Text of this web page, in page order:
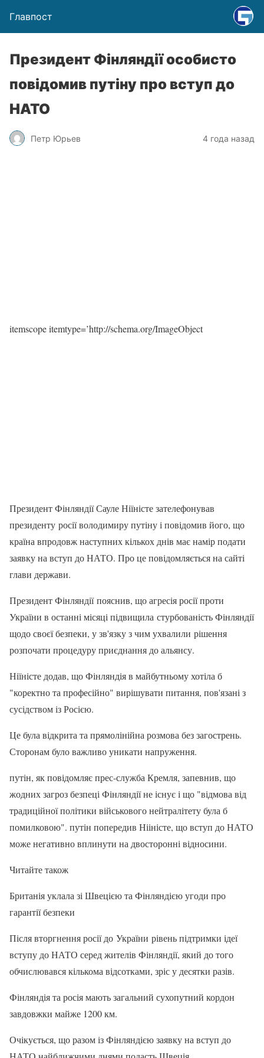
Главпост
Президент Фінляндії особисто
повідомив путіну про вступ до
НАТО
Петр Юрьев 4 года назад
itemscope itemtype=’http://schema.org/ImageObject
Президент Фінляндії Сауле Ніїністе зателефонував
президенту росії володимиру путіну і повідомив його, що
країна впродовж наступних кількох днів має намір подати
заявку на вступ до НАТО. Про це повідомляється на сайті
глави держави.
Президент Фінляндії пояснив, що агресія росії проти
України в останні місяці підвищила стурбованість Фінляндії
щодо своєї безпеки, у зв'язку з чим ухвалили рішення
розпочати процедуру приєднання до альянсу.
Ніїністе додав, що Фінляндія в майбутньому хотіла б
"коректно та професійно" вирішувати питання, пов'язані з
сусідством із Росією.
Це була відкрита та прямолінійна розмова без загострень.
Сторонам було важливо уникати напруження.
путін, як повідомляє прес-служба Кремля, запевнив, що
жодних загроз безпеці Фінляндії не існує і що "відмова від
традиційної політики військового нейтралітету була б
помилковою". путін попередив Нііністе, що вступ до НАТО
може негативно вплинути на двосторонні відносини.
Читайте також
Британія уклала зі Швецією та Фінляндією угоди про
гарантії безпеки
Після вторгнення росії до України рівень підтримки ідеї
вступу до НАТО серед жителів Фінляндії, який до того
обчислювався кількома відсотками, зріс у десятки разів.
Фінляндія та росія мають загальний сухопутний кордон
завдовжки майже 1200 км.
Очікується, що разом із Фінляндією заявку на вступ до